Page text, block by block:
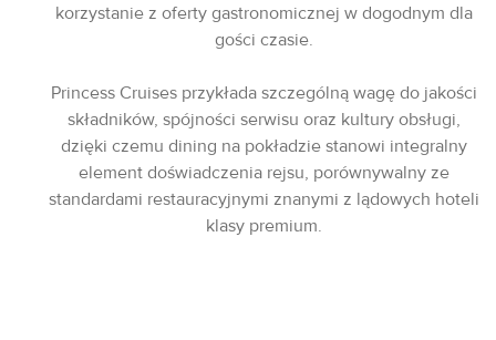
korzystanie z oferty gastronomicznej w dogodnym dla
gości czasie.
Princess Cruises przykłada szczególną wagę do jakości
składników, spójności serwisu oraz kultury obsługi,
dzięki czemu dining na pokładzie stanowi integralny
element doświadczenia rejsu, porównywalny ze
standardami restauracyjnymi znanymi z lądowych hoteli
klasy premium.